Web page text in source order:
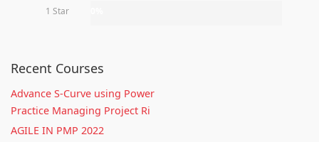
1 Star
Recent Courses
Advance S-Curve using Power
Practice Managing Project Ri
AGILE IN PMP 2022